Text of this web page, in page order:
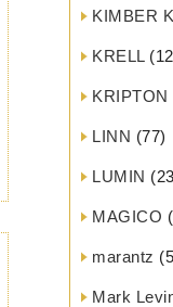
KIMBER
KRELL
KRIPTON
LINN (77)
LUMIN
MAGICO
marantz
Mark